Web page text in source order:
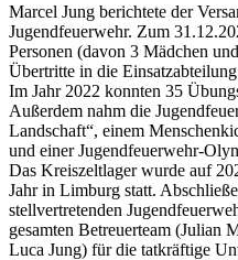
Marcel Jung berichtete der
Jugendfeuerwehr. Zum
Personen (davon 3 Mädchen
Übertritte in die
Im Jahr 2022 konnten 35
Außerdem nahm die
Landschaft“, einem
und einer Jugendfeuerwehr-
Das Kreiszeltlager wurde auf
Jahr in Limburg statt.
stellvertretenden
gesamten Betreuerteam (Julian
Luca Jung) für die tatkräftige